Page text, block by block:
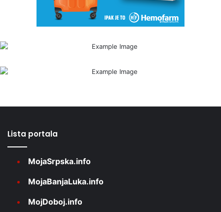
Lista portala
MojaSrpska.info
MojaBanjaLuka.info
MojDoboj.info